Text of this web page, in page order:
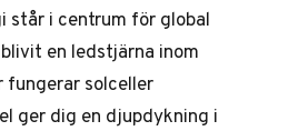
står i centrum för global
en ledstjärna inom
fungerar solceller
ger dig en djupdykning i